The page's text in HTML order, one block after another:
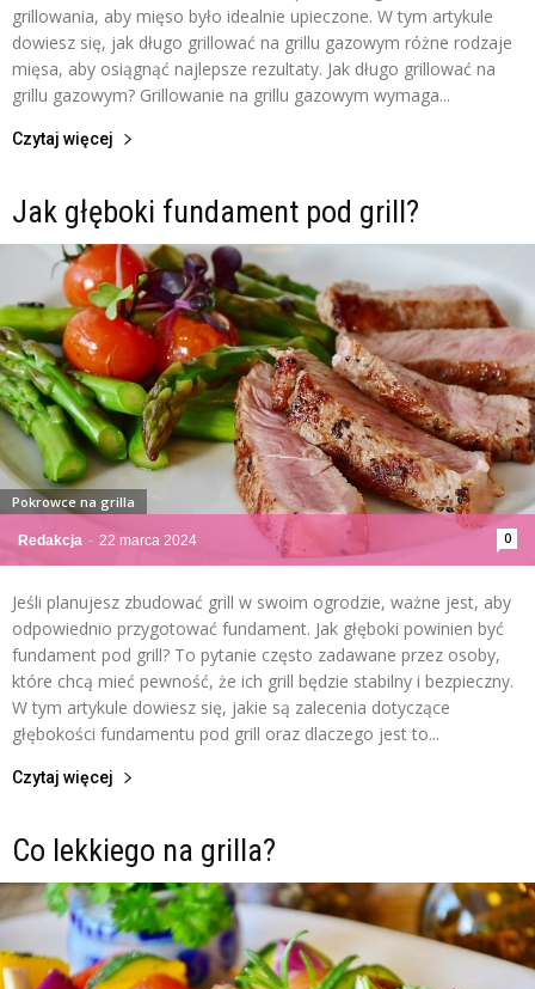
grillowania, aby mięso było idealnie upieczone. W tym artykule
dowiesz się, jak długo grillować na grillu gazowym różne rodzaje
mięsa, aby osiągnąć najlepsze rezultaty. Jak długo grillować na
grillu gazowym? Grillowanie na grillu gazowym wymaga...
Czytaj więcej
Jak głęboki fundament pod grill?
Redakcja - 22 marca 2024 0
Pokrowce na grilla
Jeśli planujesz zbudować grill w swoim ogrodzie, ważne jest, aby
odpowiednio przygotować fundament. Jak głęboki powinien być
fundament pod grill? To pytanie często zadawane przez osoby,
które chcą mieć pewność, że ich grill będzie stabilny i bezpieczny.
W tym artykule dowiesz się, jakie są zalecenia dotyczące
głębokości fundamentu pod grill oraz dlaczego jest to...
Czytaj więcej
Co lekkiego na grilla?